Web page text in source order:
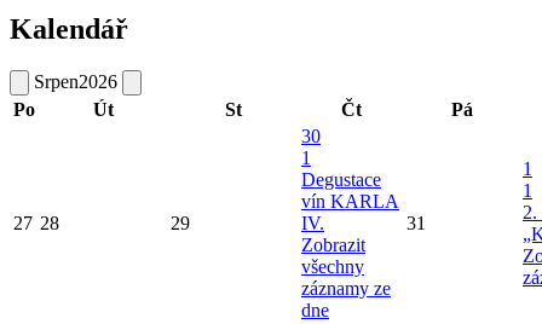
Kalendář
Srpen2026
Po
Út St Čt Pá
27 28 29
30
1
Degustace
vín KARLA
IV.
Zobrazit
všechny
záznamy ze
dne
31
1
1
2.